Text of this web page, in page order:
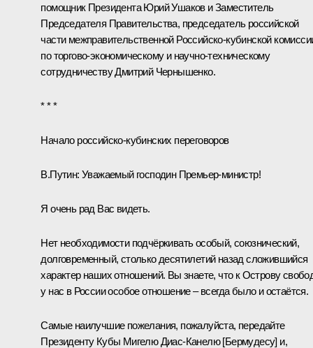
помощник ПрезидентаЮрий Ушакови Заместитель
Председателя Правительства, председатель российской
части межправительственной Российско-кубинской
по торгово-экономическому и научно-техническому
сотрудничествуДмитрий Чернышенко.
* * *
Начало российско-кубинских переговоров
В.Путин: Уважаемый господин Премьер-министр!
Я очень рад Вас видеть.
Нет необходимости подчёркивать особый, союзнический,
долговременный, столько десятилетий назад сложившийся
характер наших отношений. Вы знаете, что к Острову
у нас в России особое отношение – всегда было и остаётся.
Самые наилучшие пожелания, пожалуйста, передайте
Президенту Кубы Мигелю Диас-Канелю [Бермудесу] и,